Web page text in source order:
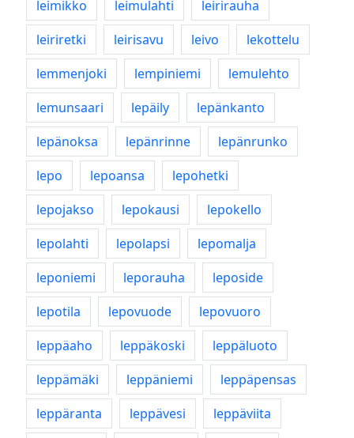
leimikko
leimulahti
leirirauha
leiriretki
leirisavu leivo
lekottelu
lemmenjoki
lempiniemi
lemulehto
lemunsaari
lepäily
lepänkanto
lepänoksa
lepänrinne
lepänrunko
lepo
lepoansa
lepohetki
lepojakso
lepokausi
lepokello
lepolahti
lepolapsi
lepomalja
leponiemi
leporauha
leposide
lepotila
lepovuode
lepovuoro
leppäaho
leppäkoski
leppäluoto
leppämäki
leppäniemi
leppäpensas
leppäranta
leppävesi
leppäviita